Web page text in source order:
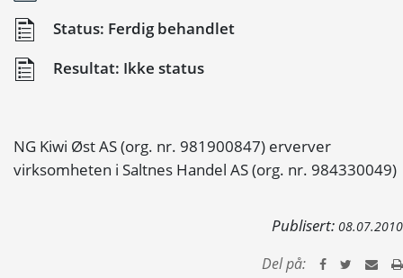
Status: Ferdig behandlet
Resultat: Ikke status
NG Kiwi Øst AS (org. nr. 981900847) erverver
virksomheten i Saltnes Handel AS (org. nr. 984330049)
Publisert: 08.07.2010
Del på: